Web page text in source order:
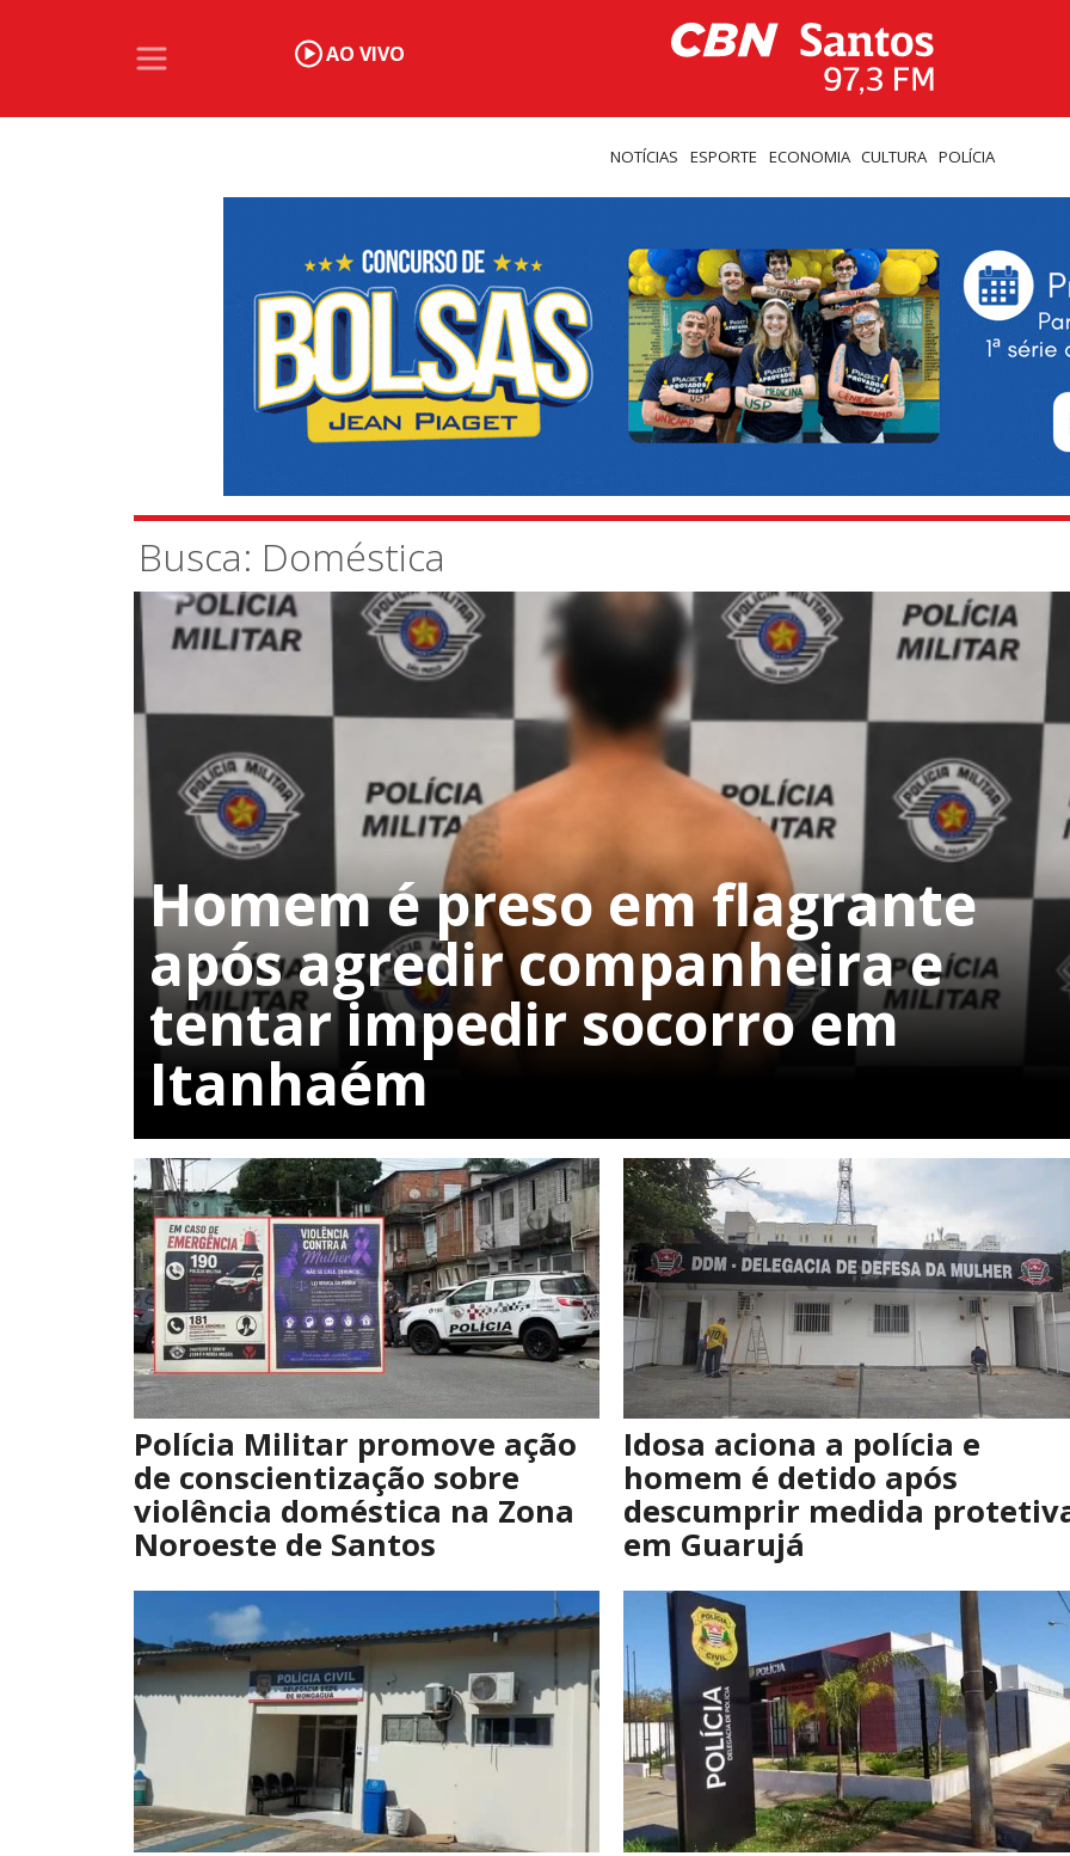
AO VIVO
NOTÍCIAS ESPORTE ECONOMIA CULTURA POLÍCIA
Busca: Doméstica
Homem é preso em flagrante
após agredir companheira e
tentar impedir socorro em
Itanhaém
Polícia Militar promove ação
de conscientização sobre
violência doméstica na Zona
Noroeste de Santos
Idosa aciona a polícia e
homem é detido após
descumprir medida
em Guarujá